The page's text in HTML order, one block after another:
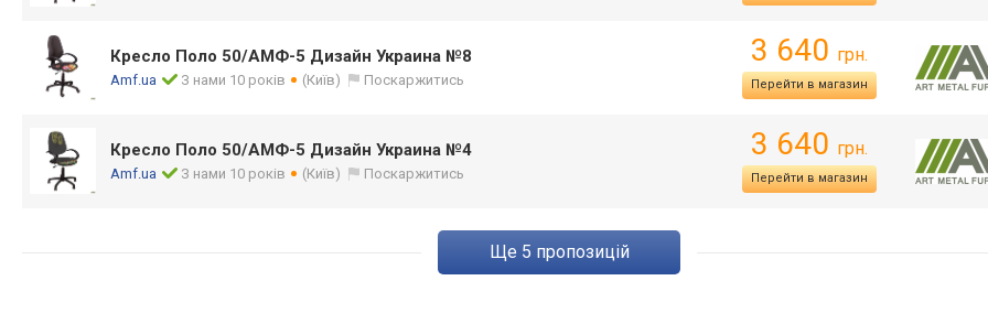
Кресло Поло 50/АМФ-5 Дизайн Украина №8
Amf.ua З нами 10 років (Київ) Поскаржитись
3 640 грн.
Перейти в магазин
Кресло Поло 50/АМФ-5 Дизайн Украина №4
Amf.ua З нами 10 років (Київ) Поскаржитись
3 640 грн.
Перейти в магазин
ще 5 пропозицій